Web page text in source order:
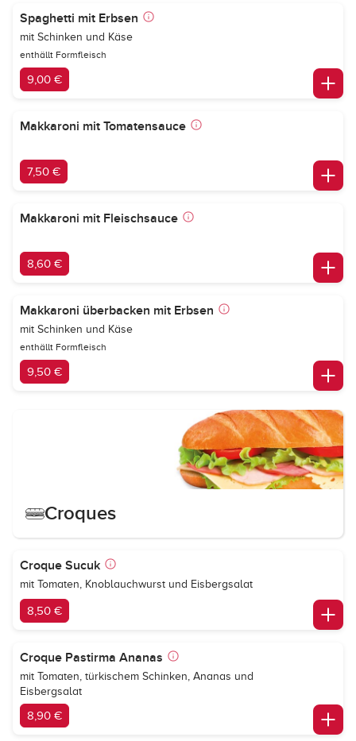
Spaghetti mit Erbsen
mit Schinken und Käse
enthällt Formfleisch
9,00 €
Makkaroni mit Tomatensauce
7,50 €
Makkaroni mit Fleischsauce
8,60 €
Makkaroni überbacken mit Erbsen
mit Schinken und Käse
enthällt Formfleisch
9,50 €
Croques
Croque Sucuk
mit Tomaten, Knoblauchwurst und Eisbergsalat
8,50 €
Croque Pastirma Ananas
mit Tomaten, türkischem Schinken, Ananas und
Eisbergsalat
8,90 €